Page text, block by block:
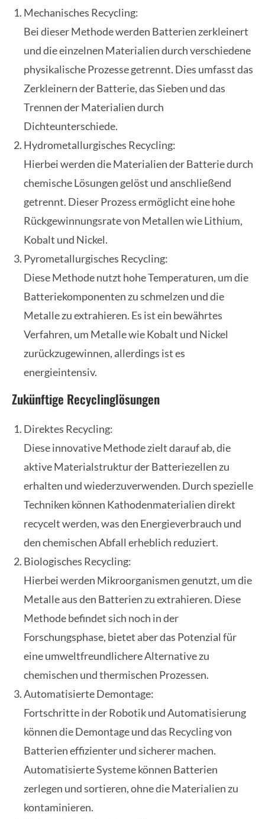
Mechanisches Recycling:
Bei dieser Methode werden Batterien zerkleinert
und die einzelnen Materialien durch verschiedene
physikalische Prozesse getrennt. Dies umfasst das
Zerkleinern der Batterie, das Sieben und das
Trennen der Materialien durch
Dichteunterschiede.
Hydrometallurgisches Recycling:
Hierbei werden die Materialien der Batterie durch
chemische Lösungen gelöst und anschließend
getrennt. Dieser Prozess ermöglicht eine hohe
Rückgewinnungsrate von Metallen wie Lithium,
Kobalt und Nickel.
Pyrometallurgisches Recycling:
Diese Methode nutzt hohe Temperaturen, um die
Batteriekomponenten zu schmelzen und die
Metalle zu extrahieren. Es ist ein bewährtes
Verfahren, um Metalle wie Kobalt und Nickel
zurückzugewinnen, allerdings ist es
energieintensiv.
Zukünftige Recyclinglösungen
Direktes Recycling:
Diese innovative Methode zielt darauf ab, die
aktive Materialstruktur der Batteriezellen zu
erhalten und wiederzuverwenden. Durch spezielle
Techniken können Kathodenmaterialien direkt
recycelt werden, was den Energieverbrauch und
den chemischen Abfall erheblich reduziert.
Biologisches Recycling:
Hierbei werden Mikroorganismen genutzt, um die
Metalle aus den Batterien zu extrahieren. Diese
Methode befindet sich noch in der
Forschungsphase, bietet aber das Potenzial für
eine umweltfreundlichere Alternative zu
chemischen und thermischen Prozessen.
Automatisierte Demontage:
Fortschritte in der Robotik und Automatisierung
können die Demontage und das Recycling von
Batterien effizienter und sicherer machen.
Automatisierte Systeme können Batterien
zerlegen und sortieren, ohne die Materialien zu
kontaminieren.